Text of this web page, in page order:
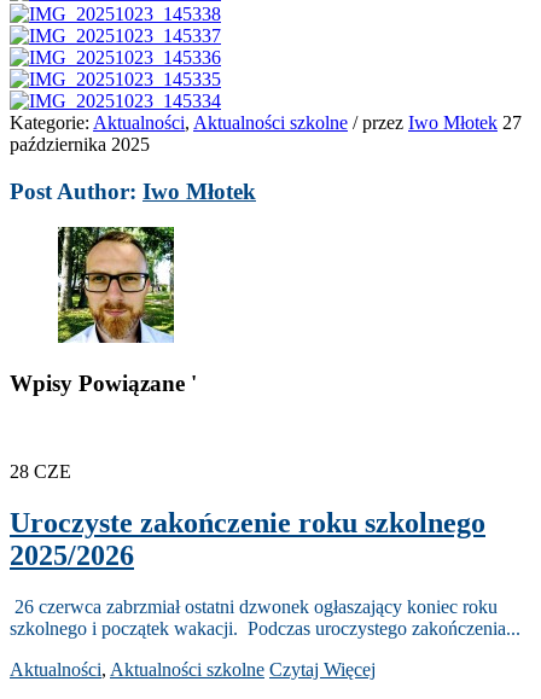
Kategorie: Aktualności, Aktualności szkolne /przez Iwo Młotek 27
października 2025
Post Author: Iwo Młotek
Wpisy Powiązane '
28 CZE
Uroczyste zakończenie roku szkolnego
2025/2026
26 czerwca zabrzmiał ostatni dzwonek ogłaszający koniec roku
szkolnego i początek wakacji. Podczas uroczystego zakończenia...
Aktualności, Aktualności szkolne Czytaj Więcej